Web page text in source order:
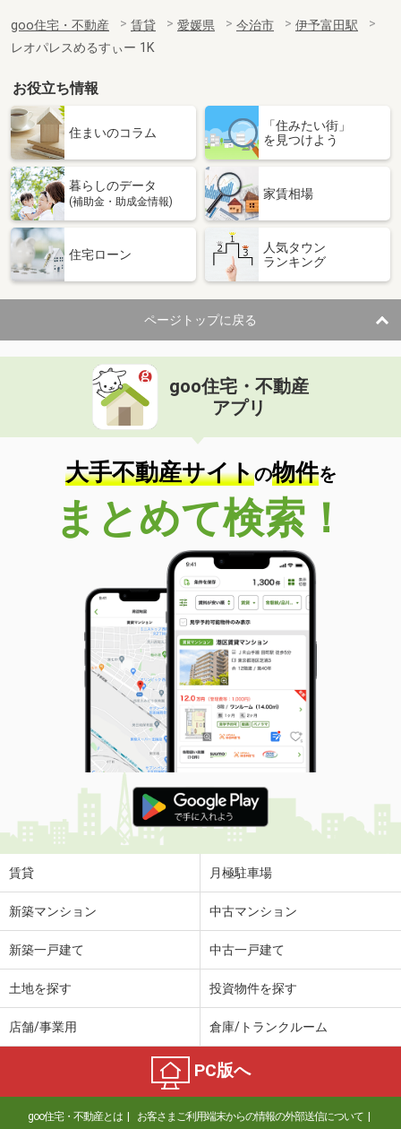
goo住宅・不動産 賃貸 愛媛県 今治市
伊予富田駅
レオパレスめるすぃー 1K
お役立ち情報
住まいのコラム
「住みたい街」
を見つけよう
暮らしのデータ
(補助金・助成金情報)
家賃相場
住宅ローン
人気タウン
ランキング
ページトップに戻る
goo住宅・不動産
アプリ
大手不動産サイトの物件を
まとめて検索！
賃貸 月極駐車場
新築マンション 中古マンション
新築一戸建て 中古一戸建て
土地を探す 投資物件を探す
店舗/事業用 倉庫/トランクルーム
PC版へ
goo住宅・不動産とは お客さまご利用端末からの情報の外部送信について